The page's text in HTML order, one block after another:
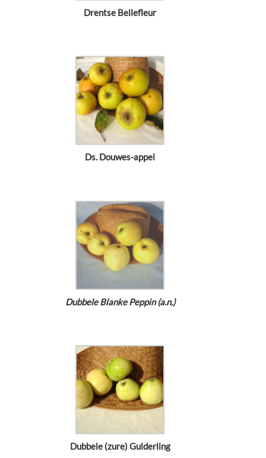
Drentse Bellefleur
Ds. Douwes-appel
Dubbele Blanke Peppin (a.n.)
Dubbele (zure) Gulderling